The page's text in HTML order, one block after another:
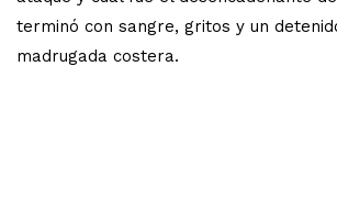
terminó con sangre, gritos y un
madrugada costera.